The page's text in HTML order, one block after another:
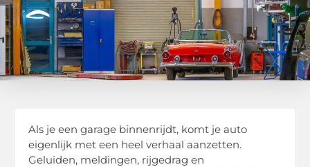
Als je een garage binnenrijdt, komt je auto
eigenlijk met een heel verhaal aanzetten.
Geluiden, meldingen, rijgedrag en